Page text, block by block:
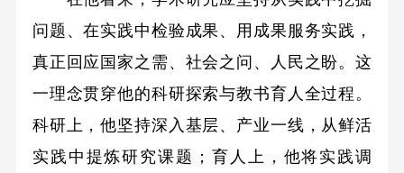
问题、在实践中检验成果、用成果服务实践，
真正回应国家之需、社会之问、人民之盼。这
一理念贯穿他的科研探索与教书育人全过程。
科研上，他坚持深入基层、产业一线，从鲜活
实践中提炼研究课题；育人上，他将实践调